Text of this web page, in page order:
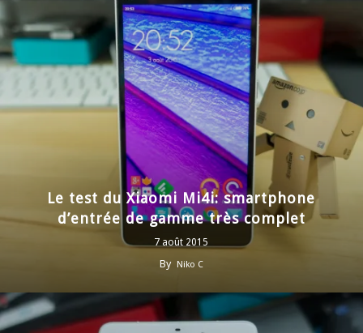
Le test du Xiaomi Mi4i: smartphone
d’entrée de gamme très complet
7 août 2015
By Niko C